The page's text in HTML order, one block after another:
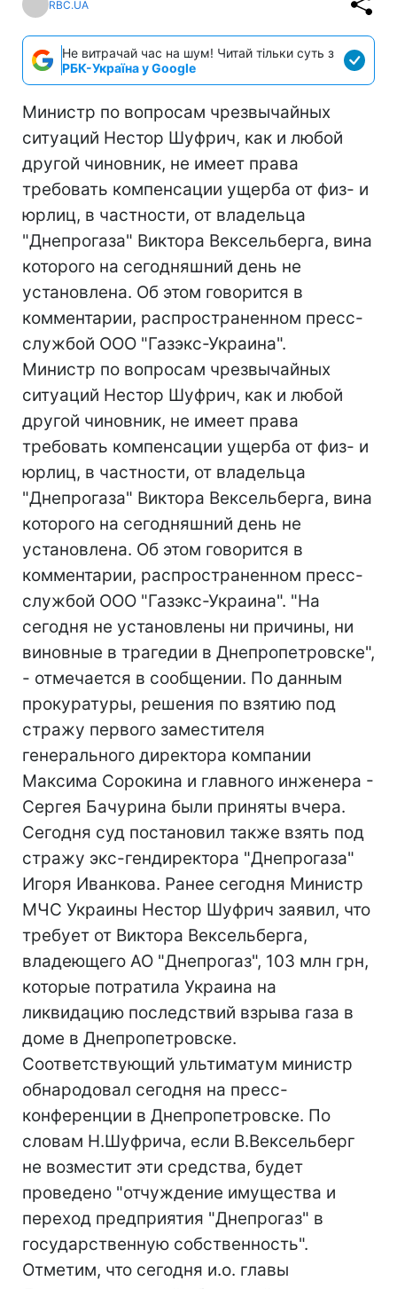
RBC.UA
Не витрачай час на шум! Читай тільки суть з
РБК-Україна у Google
Министр по вопросам чрезвычайных
ситуаций Нестор Шуфрич, как и любой
другой чиновник, не имеет права
требовать компенсации ущерба от физ- и
юрлиц, в частности, от владельца
"Днепрогаза" Виктора Вексельберга, вина
которого на сегодняшний день не
установлена. Об этом говорится в
комментарии, распространенном пресс-
службой ООО "Газэкс-Украина".
Министр по вопросам чрезвычайных
ситуаций Нестор Шуфрич, как и любой
другой чиновник, не имеет права
требовать компенсации ущерба от физ- и
юрлиц, в частности, от владельца
"Днепрогаза" Виктора Вексельберга, вина
которого на сегодняшний день не
установлена. Об этом говорится в
комментарии, распространенном пресс-
службой ООО "Газэкс-Украина". "На
сегодня не установлены ни причины, ни
виновные в трагедии в Днепропетровске",
- отмечается в сообщении. По данным
прокуратуры, решения по взятию под
стражу первого заместителя
генерального директора компании
Максима Сорокина и главного инженера -
Сергея Бачурина были приняты вчера.
Сегодня суд постановил также взять под
стражу экс-гендиректора "Днепрогаза"
Игоря Иванкова. Ранее сегодня Министр
МЧС Украины Нестор Шуфрич заявил, что
требует от Виктора Вексельберга,
владеющего АО "Днепрогаз", 103 млн грн,
которые потратила Украина на
ликвидацию последствий взрыва газа в
доме в Днепропетровске.
Соответствующий ультиматум министр
обнародовал сегодня на пресс-
конференции в Днепропетровске. По
словам Н.Шуфрича, если В.Вексельберг
не возместит эти средства, будет
проведено "отчуждение имущества и
переход предприятия "Днепрогаз" в
государственную собственность".
Отметим, что сегодня и.о. главы